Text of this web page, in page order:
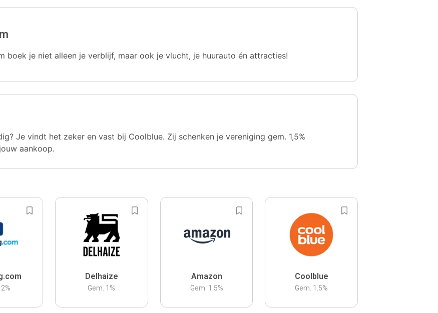
boek je niet alleen je verblijf, maar ook je vlucht, je huurauto én attracties!
Je vindt het zeker en vast bij Coolblue. Zij schenken je vereniging gem. 1,5%
aankoop.
2%
Delhaize
Gem. 1 %
Amazon
Gem. 1.5%
Coolblue
Gem. 1.5%